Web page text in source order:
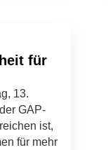
für
13.
GAP-
ist,
für mehr